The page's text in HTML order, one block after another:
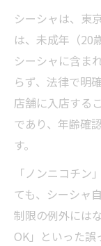
シーシャは、東
は、未成年（20
シーシャに含ま
らず、法律で明
店舗に入店する
であり、年齢確
す。
「ノンニコチン
ても、シーシャ
制限の例外には
OK」といった誤